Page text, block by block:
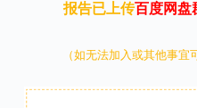
报告已上传百度网盘
（如无法加入或其他事宜